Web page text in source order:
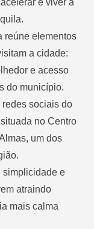
e viver a
reúne elementos
a cidade:
e acesso
do município.
sociais do
no Centro
um dos
simplicidade e
atraindo
mais calma